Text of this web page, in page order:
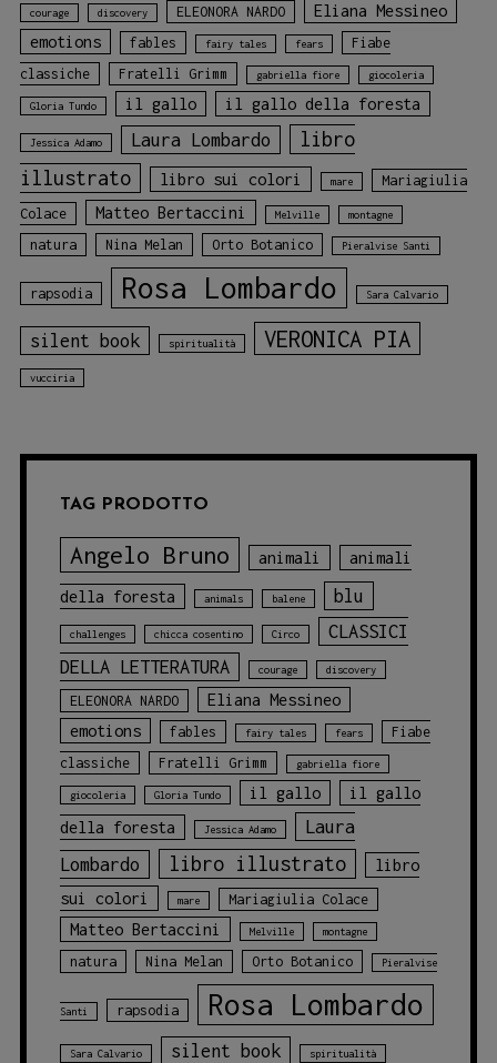
courage discovery ELEONORA NARDO
Eliana Messineo
emotions
fables fairy tales fears
Fiabe
classiche
Fratelli Grimm gabriella fiore giocoleria
Gloria Tundo il gallo il gallo della foresta
Jessica Adamo Laura Lombardo
libro
illustrato
libro sui colori mare
Mariagiulia
Colace
Matteo Bertaccini Melville montagne
natura Nina Melan Orto Botanico Pieralvise Santi
rapsodia Rosa Lombardo Sara Calvario
silent book spiritualità VERONICA PIA
vucciria
TAG PRODOTTO
Angelo Bruno animali animali
della foresta animals balene blu
challenges chicca cosentino Circo
CLASSICI
DELLA LETTERATURA
courage discovery
ELEONORA NARDO
Eliana Messineo
emotions
fables fairy tales fears
Fiabe
classiche
Fratelli Grimm gabriella fiore
giocoleria Gloria Tundo il gallo
il gallo
della foresta
Jessica Adamo
Laura
Lombardo
libro illustrato
libro
sui colori
mare Mariagiulia Colace
Matteo Bertaccini Melville montagne
natura Nina Melan Orto Botanico Pieralvise
Santi rapsodia Rosa Lombardo
Sara Calvario silent book spiritualità